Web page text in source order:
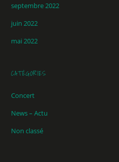
septembre 2022
juin 2022
mai 2022
CATÉGORIES
Concert
News – Actu
Non classé